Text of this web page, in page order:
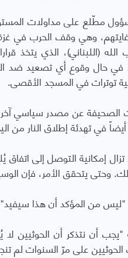
مطّلع على مداولات
وهي وقف الحرب في
(اللبناني)، الذي
حال وقوع أي تصعيد ضد
توترات في المسجد الأقصى.
الصحيفة عن مصدر سياسي آخر
في تهدئة إطلاق النار من
إمكانية التوصل إلى
وحتى يتحقق الأمر، فإن
من المؤكد أن هذا سيفيد".
"يجب أن نتذكر أن الحوثيين
على مرّ السنوات